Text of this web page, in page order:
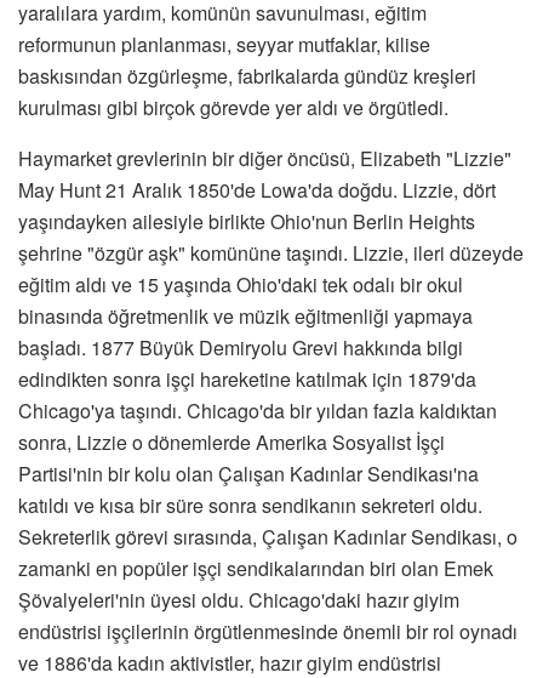
yaralılara yardım, komünün savunulması, eğitim
reformunun planlanması, seyyar mutfaklar, kilise
baskısından özgürleşme, fabrikalarda gündüz kreşleri
kurulması gibi birçok görevde yer aldı ve örgütledi.
Haymarket grevlerinin bir diğer öncüsü, Elizabeth "Lizzie"
May Hunt 21 Aralık 1850'de Lowa'da doğdu. Lizzie, dört
yaşındayken ailesiyle birlikte Ohio'nun Berlin Heights
şehrine "özgür aşk" komününe taşındı. Lizzie, ileri düzeyde
eğitim aldı ve 15 yaşında Ohio'daki tek odalı bir okul
binasında öğretmenlik ve müzik eğitmenliği yapmaya
başladı. 1877 Büyük Demiryolu Grevi hakkında bilgi
edindikten sonra işçi hareketine katılmak için 1879'da
Chicago'ya taşındı. Chicago'da bir yıldan fazla kaldıktan
sonra, Lizzie o dönemlerde Amerika Sosyalist İşçi
Partisi'nin bir kolu olan Çalışan Kadınlar Sendikası'na
katıldı ve kısa bir süre sonra sendikanın sekreteri oldu.
Sekreterlik görevi sırasında, Çalışan Kadınlar Sendikası, o
zamanki en popüler işçi sendikalarından biri olan Emek
Şövalyeleri'nin üyesi oldu. Chicago'daki hazır giyim
endüstrisi işçilerinin örgütlenmesinde önemli bir rol oynadı
ve 1886'da kadın aktivistler, hazır giyim endüstrisi